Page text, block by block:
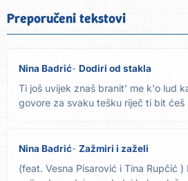
Preporučeni tekstovi
Nina Badrić Dodiri od stakla
Ti još uvijek znaš branit' me k'o lud
govore za svaku tešku riječ ti bit ćeš
Nina Badrić Zažmiri i zaželi
(feat. Vesna Pisarović i Tina Rupčić